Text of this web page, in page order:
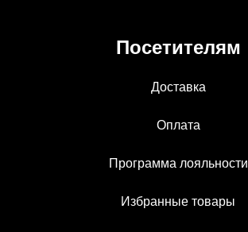
Посетителям
Доставка
Оплата
Программа лояльности
Избранные товары